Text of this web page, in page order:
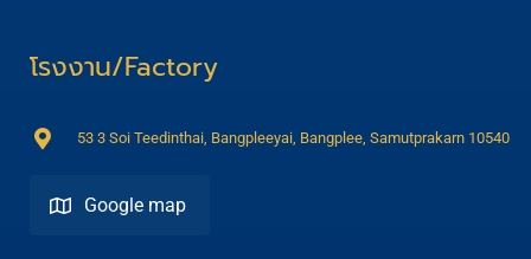
โรงงาน/Factory
53 3 Soi Teedinthai, Bangpleeyai, Bangplee, Samutprakarn 10540
Google map